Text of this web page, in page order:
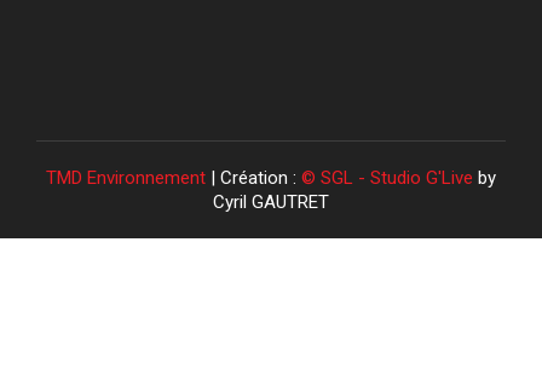
TMD Environnement | Création : © SGL - Studio G'Live by
Cyril GAUTRET